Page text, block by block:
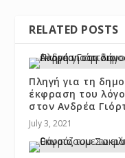
RELATED POSTS
Πληγή για τη
έκφραση του
στον Ανδρέα
July 3, 2021